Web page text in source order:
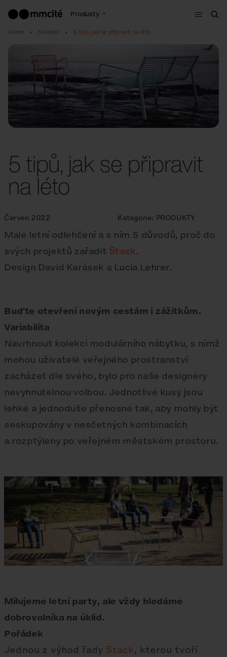
Produkty
Menu
Home Novinky 5 tipů, jak se připravit na léto
5 tipů, jak se připravit
na léto
Červen 2022 Kategorie: PRODUKTY
Malé letní odlehčení a s ním 5 důvodů, proč do
svých projektů zařadit Stack.
Design David Karásek a Lucia Lehrer.
Buďte otevřeni novým cestám i zážitkům.
Variabilita
Navrhnout kolekci modulárního nábytku, s nímž
mohou uživatelé veřejného prostranství
zacházet dle svého, bylo pro naše designéry
nevyhnutelnou volbou. Jednotlivé kusy jsou
lehké a jednoduše přenosné tak, aby mohly být
seskupovány v nesčetných kombinacích
a rozptýleny po veřejném městském prostoru.
Milujeme letní party, ale vždy hledáme
dobrovolníka na úklid.
Pořádek
Jednou z výhod řady Stack, kterou tvoří